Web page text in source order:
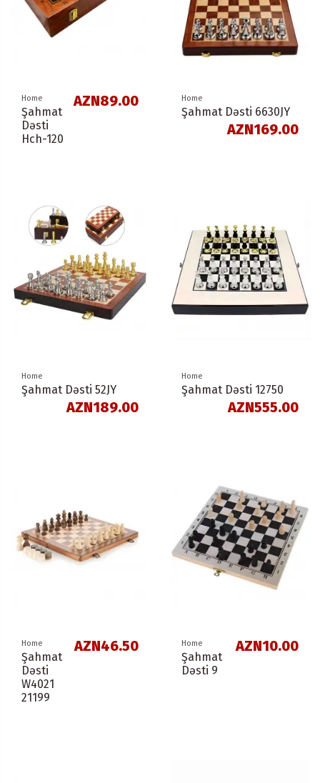
Home
Şahmat
Dəsti
Hch-120
AZN89.00 Home
Şahmat Dəsti 6630JY
AZN169.00
Home
Şahmat Dəsti 52JY
AZN189.00
Home
Şahmat Dəsti 12750
AZN555.00
Home
Şahmat
Dəsti
W4021
21199
AZN46.50 Home
Şahmat
Dəsti 9
AZN10.00